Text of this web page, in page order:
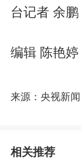
台记者 余鹏
编辑 陈艳婷
来源：央视新闻
相关推荐